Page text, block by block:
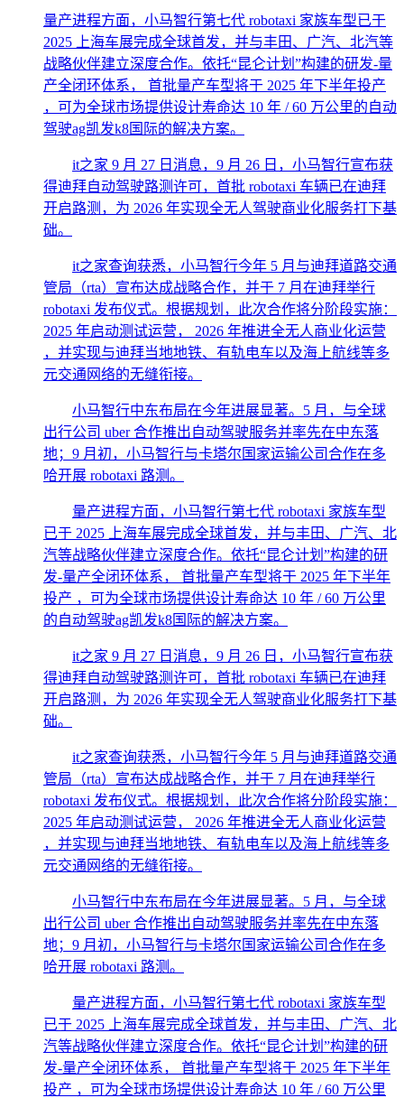
量产进程方面，小马智行第七代 robotaxi 家族车型已于
2025 上海车展完成全球首发，并与丰田、广汽、北汽等
战略伙伴建立深度合作。依托“昆仑计划”构建的研发-量
产全闭环体系， 首批量产车型将于 2025 年下半年投产
，可为全球市场提供设计寿命达 10 年 / 60 万公里的自动
驾驶ag凯发k8国际的解决方案。
it之家 9 月 27 日消息，9 月 26 日，小马智行宣布获
得迪拜自动驾驶路测许可，首批 robotaxi 车辆已在迪拜
开启路测，为 2026 年实现全无人驾驶商业化服务打下基
础。
it之家查询获悉，小马智行今年 5 月与迪拜道路交通
管局（rta）宣布达成战略合作，并于 7 月在迪拜举行
robotaxi 发布仪式。根据规划，此次合作将分阶段实施：
2025 年启动测试运营， 2026 年推进全无人商业化运营
，并实现与迪拜当地地铁、有轨电车以及海上航线等多
元交通网络的无缝衔接。
小马智行中东布局在今年进展显著。5 月，与全球
出行公司 uber 合作推出自动驾驶服务并率先在中东落
地；9 月初，小马智行与卡塔尔国家运输公司合作在多
哈开展 robotaxi 路测。
量产进程方面，小马智行第七代 robotaxi 家族车型
已于 2025 上海车展完成全球首发，并与丰田、广汽、北
汽等战略伙伴建立深度合作。依托“昆仑计划”构建的研
发-量产全闭环体系， 首批量产车型将于 2025 年下半年
投产 ，可为全球市场提供设计寿命达 10 年 / 60 万公里
的自动驾驶ag凯发k8国际的解决方案。
it之家 9 月 27 日消息，9 月 26 日，小马智行宣布获
得迪拜自动驾驶路测许可，首批 robotaxi 车辆已在迪拜
开启路测，为 2026 年实现全无人驾驶商业化服务打下基
础。
it之家查询获悉，小马智行今年 5 月与迪拜道路交通
管局（rta）宣布达成战略合作，并于 7 月在迪拜举行
robotaxi 发布仪式。根据规划，此次合作将分阶段实施：
2025 年启动测试运营， 2026 年推进全无人商业化运营
，并实现与迪拜当地地铁、有轨电车以及海上航线等多
元交通网络的无缝衔接。
小马智行中东布局在今年进展显著。5 月，与全球
出行公司 uber 合作推出自动驾驶服务并率先在中东落
地；9 月初，小马智行与卡塔尔国家运输公司合作在多
哈开展 robotaxi 路测。
量产进程方面，小马智行第七代 robotaxi 家族车型
已于 2025 上海车展完成全球首发，并与丰田、广汽、北
汽等战略伙伴建立深度合作。依托“昆仑计划”构建的研
发-量产全闭环体系， 首批量产车型将于 2025 年下半年
投产 ，可为全球市场提供设计寿命达 10 年 / 60 万公里